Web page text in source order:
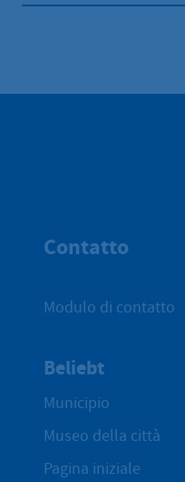
Contatto
Modulo di contatto
Beliebt
Municipio
Museo della città
Pagina iniziale